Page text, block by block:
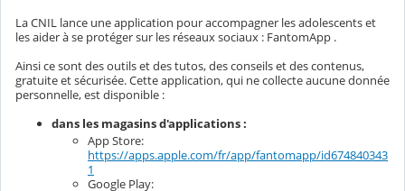
La CNIL lance une application pour accompagner les adolescents et
les aider à se protéger sur les réseaux sociaux : FantomApp .
Ainsi ce sont des outils et des tutos, des conseils et des contenus,
gratuite et sécurisée. Cette application, qui ne collecte aucune donnée
personnelle, est disponible :
dans les magasins d'applications :
App Store:
https://apps.apple.com/fr/app/fantomapp/id674840343
1
Google Play: